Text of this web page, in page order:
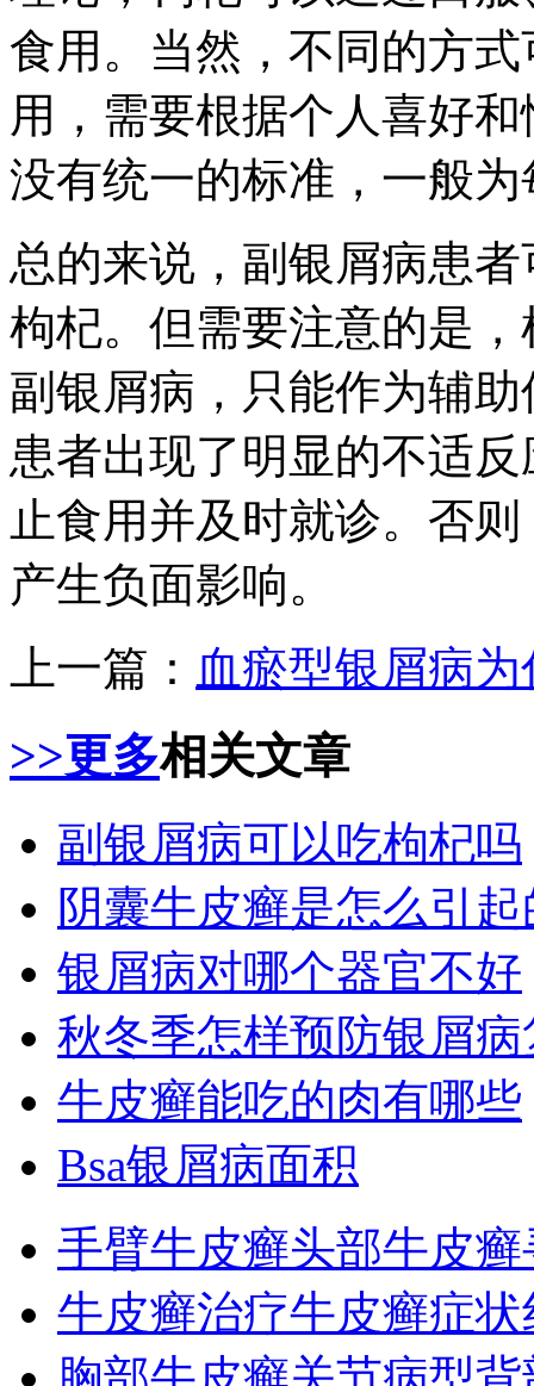
食用。当然，不同的方
用，需要根据个人喜好
没有统一的标准，一般
总的来说，副银屑病患
枸杞。但需要注意的是
副银屑病，只能作为辅
患者出现了明显的不适
止食用并及时就诊。否
产生负面影响。
上一篇： 血瘀型银屑病
>>更多相关文章
副银屑病可以吃枸杞吗
阴囊牛皮癣是怎么引起
银屑病对哪个器官不好
秋冬季怎样预防银屑病
牛皮癣能吃的肉有哪些
Bsa银屑病面积
手臂牛皮癣头部牛皮癣
牛皮癣治疗牛皮癣症状